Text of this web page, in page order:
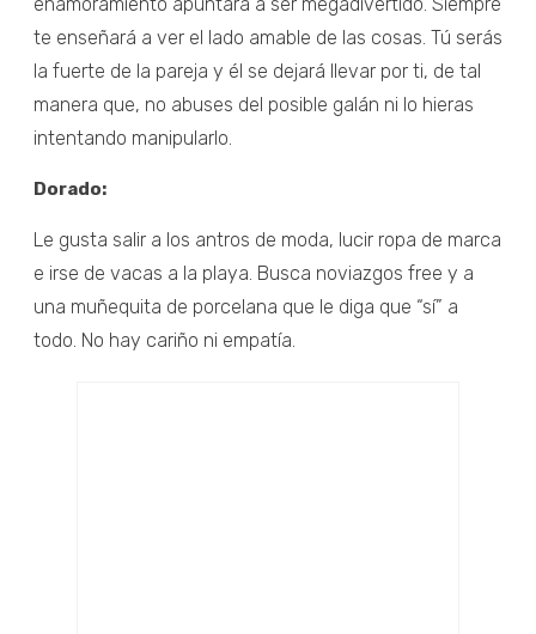
enamoramiento apuntará a ser megadivertido. Siempre
te enseñará a ver el lado amable de las cosas. Tú serás
la fuerte de la pareja y él se dejará llevar por ti, de tal
manera que, no abuses del posible galán ni lo hieras
intentando manipularlo.
Dorado:
Le gusta salir a los antros de moda, lucir ropa de marca
e irse de vacas a la playa. Busca noviazgos free y a
una muñequita de porcelana que le diga que “sí” a
todo. No hay cariño ni empatía.